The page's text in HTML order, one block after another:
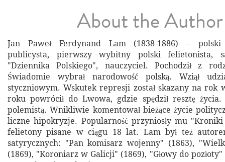
About the Author
Jan Paweł Ferdynand Lam (1838-1886) – polski
publicysta, pierwszy wybitny polski felietonista,
"Dziennika Polskiego", nauczyciel. Pochodził z
Świadomie wybrał narodowość polską. Wziął
styczniowym. Wskutek represji został skazany na rok
roku powrócił do Lwowa, gdzie spędził resztę
polemistą. Wnikliwie komentował bieżące życie
liczne hipokryzje. Popularność przyniosły mu
felietony pisane w ciągu 18 lat. Lam był też
satyrycznych: "Pan komisarz wojenny" (1863),
(1869), "Koroniarz w Galicji" (1869), "Głowy do